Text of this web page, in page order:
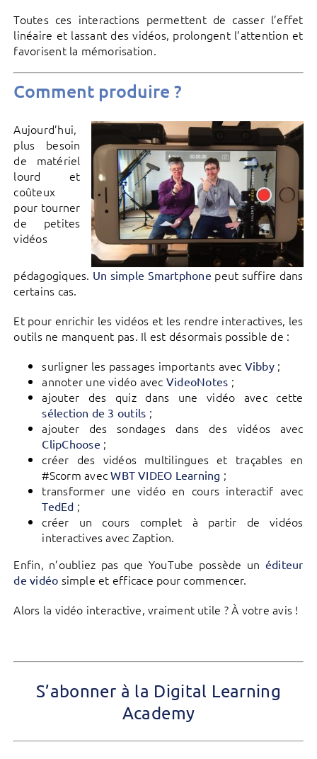
Toutes ces interactions permettent de casser l’effet
linéaire et lassant des vidéos, prolongent l’attention et
favorisent la mémorisation.
Comment produire ?
Aujourd’hui,
plus besoin
de matériel
lourd et
coûteux
pour tourner
de petites
vidéos
pédagogiques. Un simple Smartphone peut suffire dans
certains cas.
Et pour enrichir les vidéos et les rendre interactives, les
outils ne manquent pas. Il est désormais possible de :
surligner les passages importants avec Vibby;
annoter une vidéo avec VideoNotes ;
ajouter des quiz dans une vidéo avec cette
sélection de 3 outils ;
ajouter des sondages dans des vidéos avec
ClipChoose ;
créer des vidéos multilingues et traçables en
#Scorm avecWBT VIDEO Learning ;
transformer une vidéo en cours interactif avec
TedEd ;
créer un cours complet à partir de vidéos
interactives avec Zaption.
Enfin, n’oubliez pas que YouTube possède un éditeur
de vidéo simple et efficace pour commencer.
Alors la vidéo interactive, vraiment utile ? À votre avis !
S’abonner à la Digital Learning
Academy